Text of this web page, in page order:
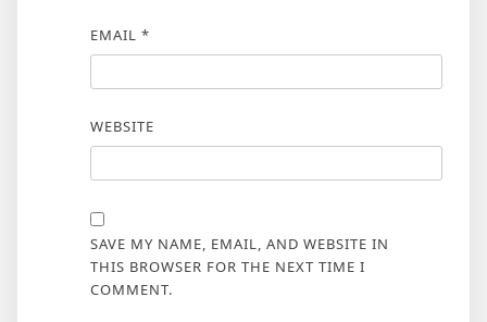
EMAIL *
WEBSITE
SAVE MY NAME, EMAIL, AND WEBSITE IN
THIS BROWSER FOR THE NEXT TIME I
COMMENT.